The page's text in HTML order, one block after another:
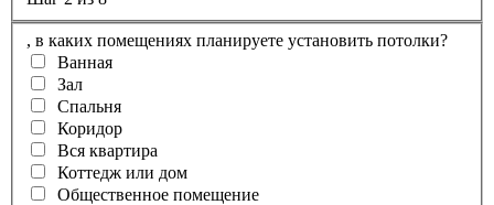
, в каких помещениях планируете установить потолки?
Ванная
Зал
Спальня
Коридор
Вся квартира
Коттедж или дом
Общественное помещение